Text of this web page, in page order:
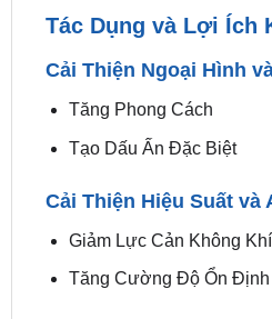
Tác Dụng và Lợi Ích
Cải Thiện Ngoại Hình
Tăng Phong Cách
Tạo Dấu Ấn Đặc Biệt
Cải Thiện Hiệu Suất và
Giảm Lực Cản Không Khí
Tăng Cường Độ Ổn Định